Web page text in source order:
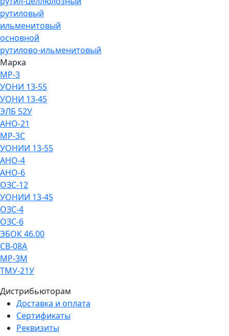
рутиловый
ильменитовый
основной
рутилово-ильменитовый
Марка
МР-3
УОНИ 13-55
УОНИ 13-45
ЭЛБ 52У
АНО-21
МР-3С
УОНИИ 13-55
АНО-4
АНО-6
ОЗС-12
УОНИИ 13-45
ОЗС-4
ОЗС-6
ЭБОК 46.00
СВ-08А
МР-3М
ТМУ-21У
Дистрибьюторам
Доставка и оплата
Сертификаты
Реквизиты